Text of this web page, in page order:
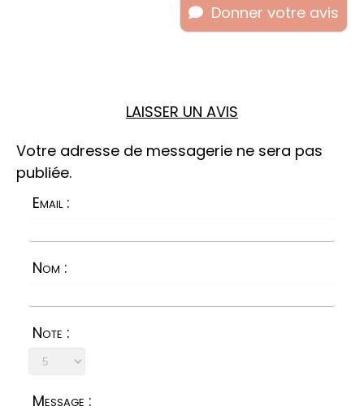
Donner votre avis
LAISSER UN AVIS
Votre adresse de messagerie ne sera pas
publiée.
Email :
Nom :
Note :
Message :